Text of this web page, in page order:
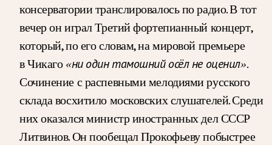
консерватории транслировалось по радио. В тот
вечер он играл Третий фортепианный концерт,
который, по его словам, на мировой премьере
в Чикаго«ни один тамошний осёл не оценил».
Сочинение с распевными мелодиями русского
склада восхитило московских слушателей. Среди
них оказался министр иностранных дел СССР
Литвинов. Он пообещал Прокофьеву побыстрее